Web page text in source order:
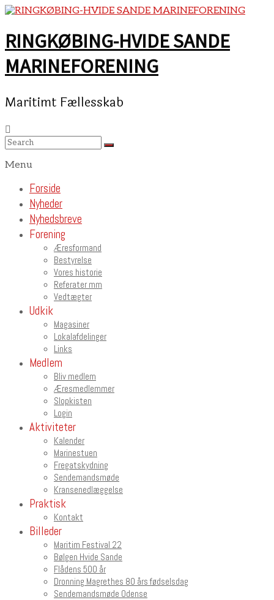
Skip
content
RINGKØBING-HVIDE SANDE
MARINEFORENING
Maritimt Fællesskab
Menu
Forside
Nyheder
Nyhedsbreve
Forening
Æresformand
Bestyrelse
Vores historie
Referater mm
Vedtægter
Udkik
Magasiner
Lokalafdelinger
Links
Medlem
Bliv medlem
Æresmedlemmer
Slopkisten
Login
Aktiviteter
Kalender
Marinestuen
Fregatskydning
Sendemandsmøde
Kransenedlæggelse
Praktisk
Kontakt
Billeder
Maritim Festival 22
Bølgen Hvide Sande
Flådens 500 år
Dronning Magrethes 80 års fødselsdag
Sendemandsmøde Odense